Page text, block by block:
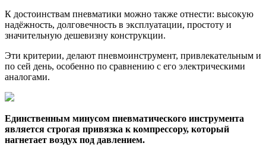
К достоинствам пневматики можно также отнести: высокую
надёжность, долговечность в эксплуатации, простоту и
значительную дешевизну конструкции.
Эти критерии, делают пневмоинструмент, привлекательным и
по сей день, особенно по сравнению с его электрическими
аналогами.
Единственным минусом пневматического инструмента
является строгая привязка к компрессору, который
нагнетает воздух под давлением.